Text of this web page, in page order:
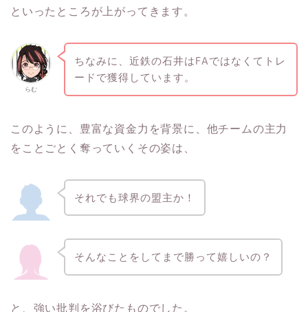
といったところが上がってきます。
らむ
ちなみに、近鉄の石井はFAではなくてトレ
ードで獲得しています。
このように、豊富な資金力を背景に、他チームの主力
をことごとく奪っていくその姿は、
それでも球界の盟主か！
そんなことをしてまで勝って嬉しいの？
と、強い批判を浴びたものでした。